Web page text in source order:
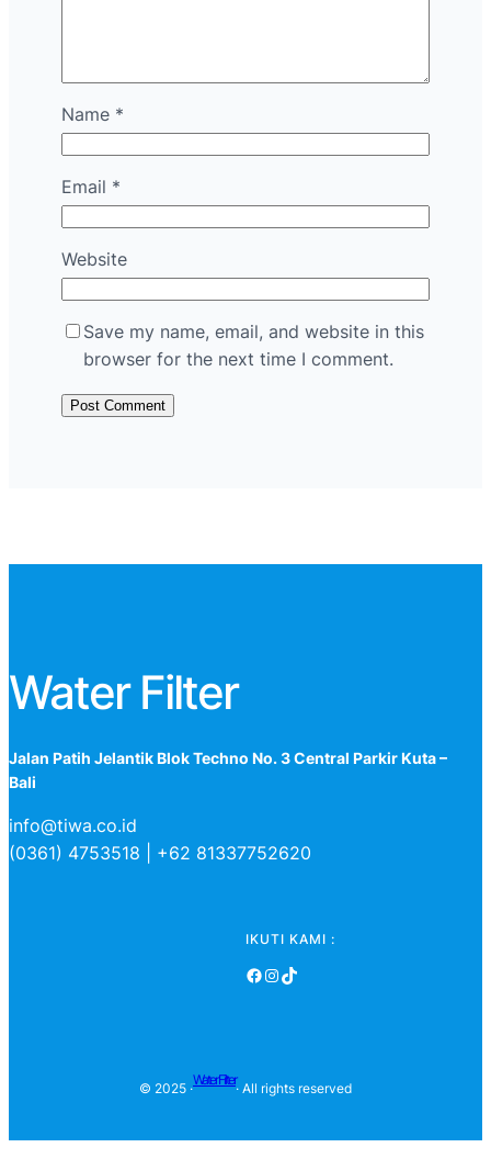
Name *
Email *
Website
Save my name, email, and website in this
browser for the next time I comment.
Water Filter
Jalan Patih Jelantik Blok Techno No. 3 Central Parkir Kuta –
Bali
info@tiwa.co.id
(0361) 4753518 | +62 81337752620
IKUTI KAMI :
Facebook Instagram TikTok
© 2025 ·
Water Filter
· All rights reserved